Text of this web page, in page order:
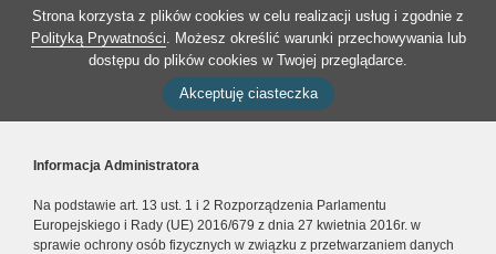
Strona korzysta z plików cookies w celu realizacji usług i zgodnie z
Polityką Prywatności. Możesz określić warunki przechowywania lub
dostępu do plików cookies w Twojej przeglądarce.
Akceptuję ciasteczka
Informacja Administratora
Na podstawie art. 13 ust. 1 i 2 Rozporządzenia Parlamentu
Europejskiego i Rady (UE) 2016/679 z dnia 27 kwietnia 2016r. w
sprawie ochrony osób fizycznych w związku z przetwarzaniem danych